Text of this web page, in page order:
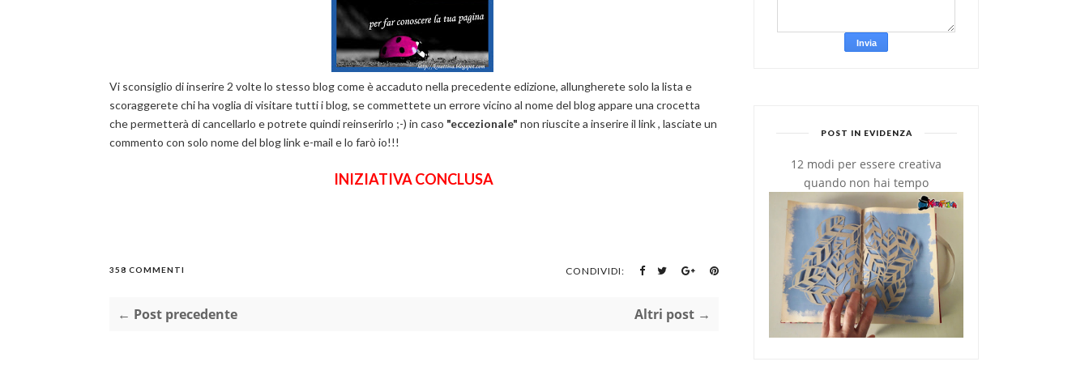
Vi sconsiglio di inserire 2 volte lo stesso blog come è accaduto nella precedente edizione, allungherete solo la lista e
scoraggerete chi ha voglia di visitare tutti i blog, se commettete un errore vicino al nome del blog appare una crocetta
che permetterà di cancellarlo e potrete quindi reinserirlo ;-) in caso "eccezionale" non riuscite a inserire il link , lasciate un
commento con solo nome del blog link e-mail e lo farò io!!!
INIZIATIVA CONCLUSA
358 COMMENTI CONDIVIDI:
← Post precedente Altri post →
POST IN EVIDENZA
12 modi per essere creativa
quando non hai tempo